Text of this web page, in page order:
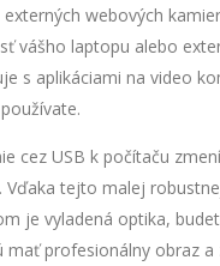
webových
vášho laptopu alebo
s aplikáciami na video
cez USB k počítaču
Vďaka tejto malej
je vyladená optika,
profesionálny obraz a